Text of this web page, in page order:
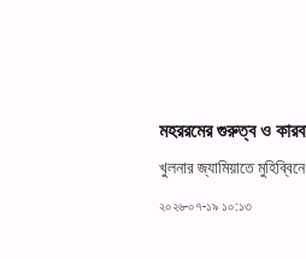
মহররমের গুরুত্ব ও
খুলনার জ্যামিয়াতে
২০২৬-০৭-১৯ ১০:১৩